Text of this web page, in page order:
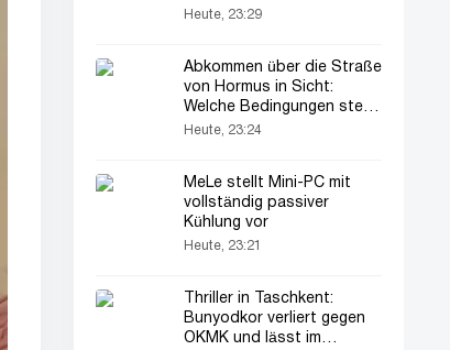
von Budapest lahm
Heute, 23:29
Abkommen über die Straße
von Hormus in Sicht:
Welche Bedingungen stellt
Iran?
Heute, 23:24
MeLe stellt Mini-PC mit
vollständig passiver
Kühlung vor
Heute, 23:21
Thriller in Taschkent:
Bunyodkor verliert gegen
OKMK und lässt im